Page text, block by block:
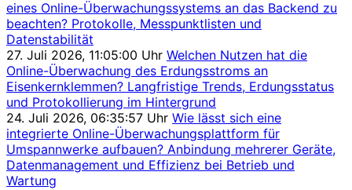
eines Online-Überwachungssystems an das Backend zu
beachten? Protokolle, Messpunktlisten und
Datenstabilität
27. Juli 2026, 11:05:00 Uhr Welchen Nutzen hat die
Online-Überwachung des Erdungsstroms an
Eisenkernklemmen? Langfristige Trends, Erdungsstatus
und Protokollierung im Hintergrund
24. Juli 2026, 06:35:57 Uhr Wie lässt sich eine
integrierte Online-Überwachungsplattform für
Umspannwerke aufbauen? Anbindung mehrerer Geräte,
Datenmanagement und Effizienz bei Betrieb und
Wartung